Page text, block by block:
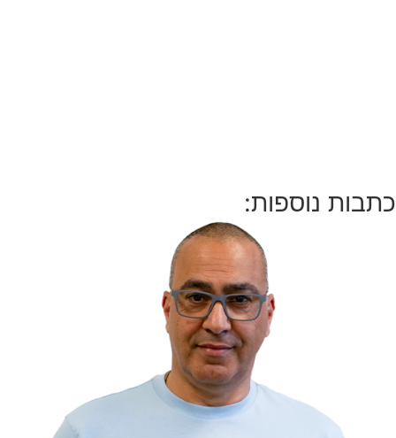
כתבות נוספות: